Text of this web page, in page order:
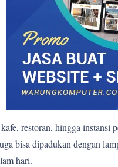
restoran, hingga
bisa dipadukan dengan
hari.